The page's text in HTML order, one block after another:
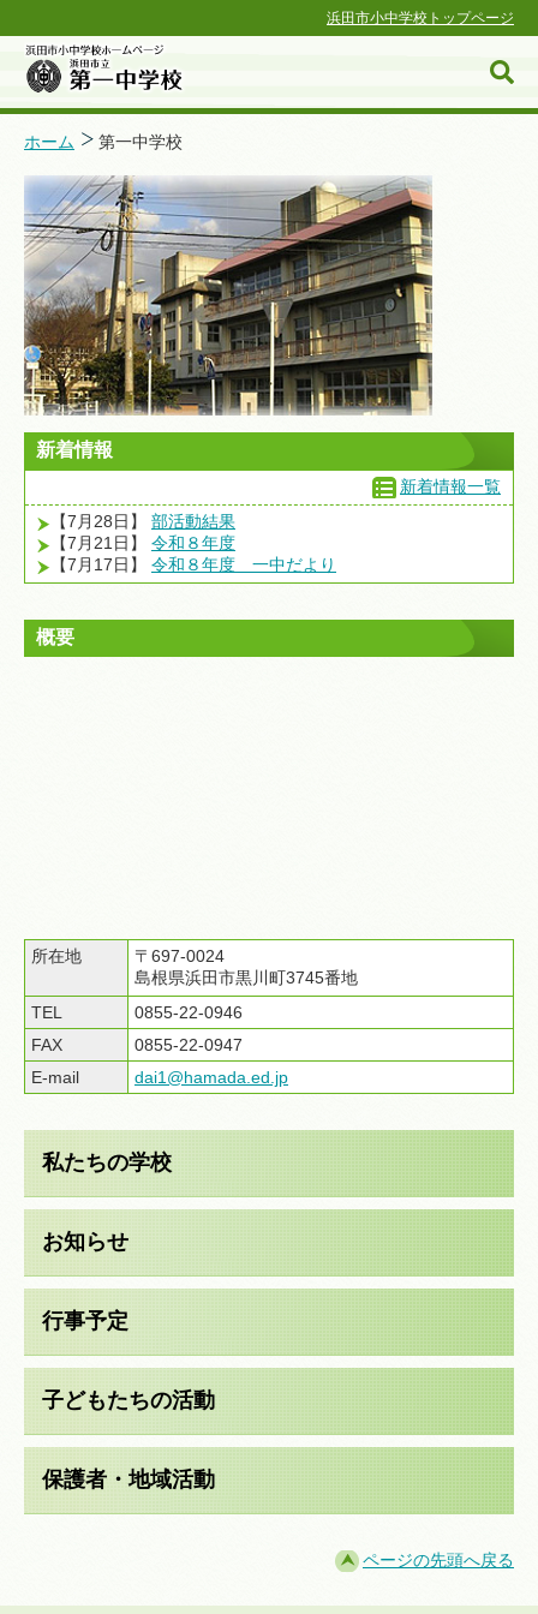
浜田市小中学校トップページ
浜田市小中学校ホームページ
ホーム 第一中学校
新着情報
新着情報一覧
【7月28日】 部活動結果
【7月21日】 令和８年度
【7月17日】 令和８年度 一中だより
概要
所在地
〒697-0024
島根県浜田市黒川町3745番地
TEL
0855-22-0946
FAX
0855-22-0947
E-mail
dai1@hamada.ed.jp
私たちの学校
お知らせ
行事予定
子どもたちの活動
保護者・地域活動
ページの先頭へ戻る